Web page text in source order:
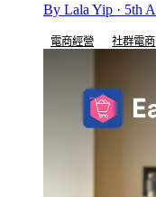
By Lala Yip · 5th
電商經營 社群電商